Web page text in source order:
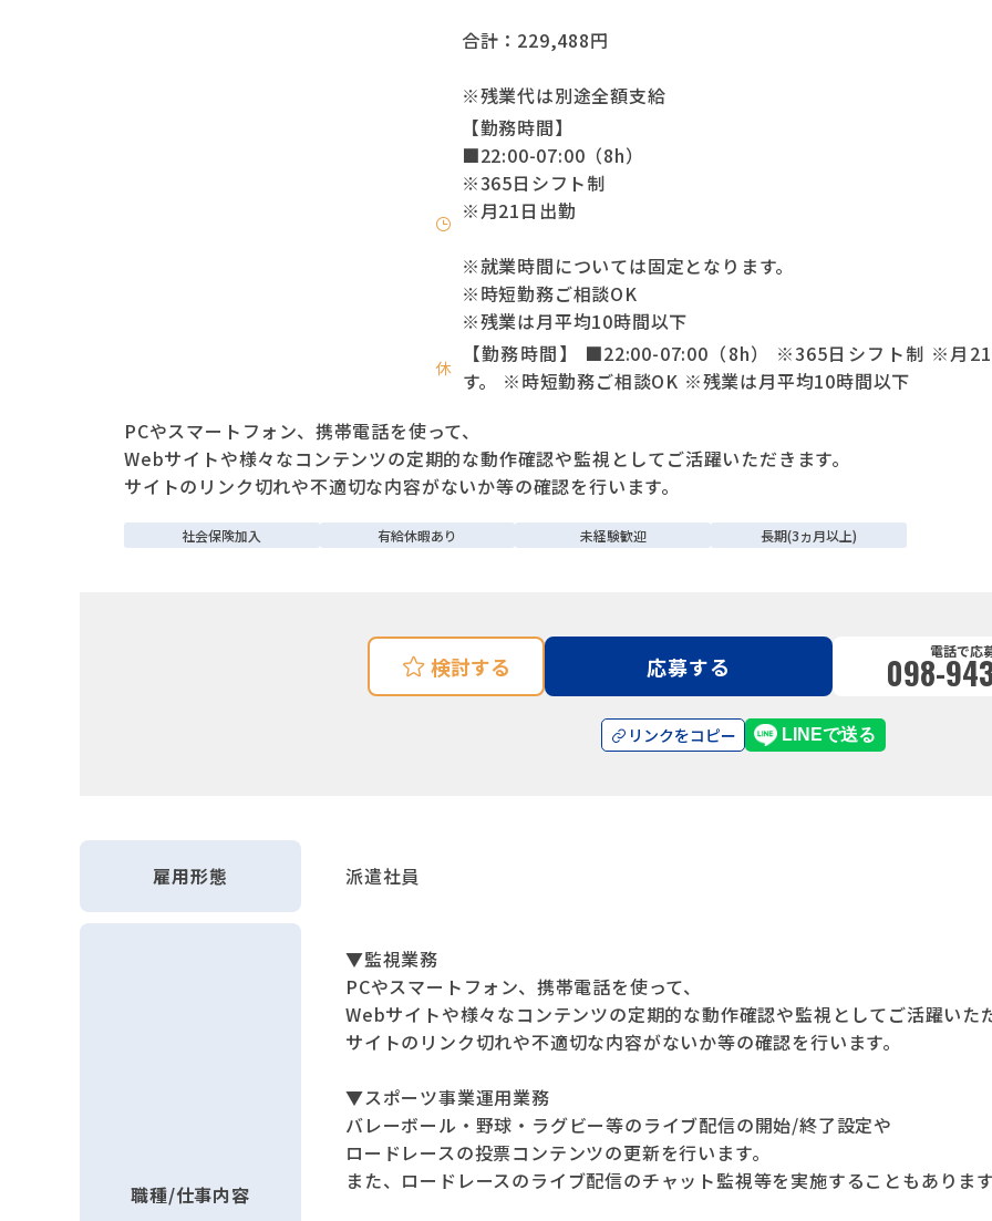
合計：229,488円
※残業代は別途全額支給
【勤務時間】
■22:00-07:00（8h）
※365日シフト制
※月21日出勤
※就業時間については固定となります。
※時短勤務ご相談OK
※残業は月平均10時間以下
休
【勤務時間】 ■22:00-07:00（8h） ※365日シフト制 ※月
す。 ※時短勤務ご相談OK ※残業は月平均10時間以下
PCやスマートフォン、携帯電話を使って、
Webサイトや様々なコンテンツの定期的な動作確認や監視としてご活躍いただきます。
サイトのリンク切れや不適切な内容がないか等の確認を行います。
社会保険加入 有給休暇あり 未経験歓迎 長期(3ヵ月以上)
検討する 応募する
電話で応
098-
リンクをコピー
雇用形態 派遣社員
職種/仕事内容
▼監視業務
PCやスマートフォン、携帯電話を使って、
Webサイトや様々なコンテンツの定期的な動作確認や監視としてご活躍いた
サイトのリンク切れや不適切な内容がないか等の確認を行います。
▼スポーツ事業運用業務
バレーボール・野球・ラグビー等のライブ配信の開始/終了設定や
ロードレースの投票コンテンツの更新を行います。
また、ロードレースのライブ配信のチャット監視等を実施することもあります